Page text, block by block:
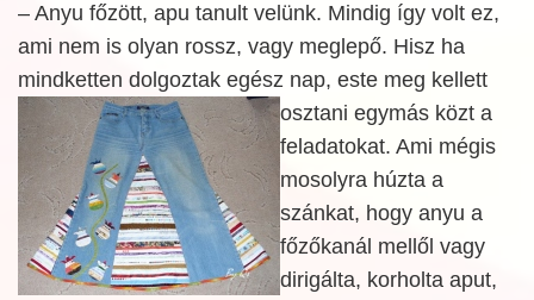
– Anyu főzött, apu tanult velünk. Mindig így volt ez,
ami nem is olyan rossz, vagy meglepő. Hisz ha
mindketten dolgoztak egész nap, este meg kellett
osztani egymás közt a
feladatokat. Ami mégis
mosolyra húzta a
szánkat, hogy anyu a
főzőkanál mellől vagy
dirigálta, korholta aput,